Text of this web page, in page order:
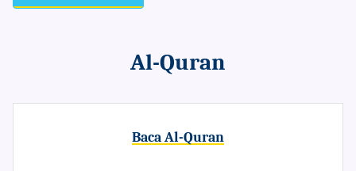
Al-Quran
Baca Al-Quran